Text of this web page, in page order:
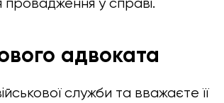
адвоката
служби та вважаєте її